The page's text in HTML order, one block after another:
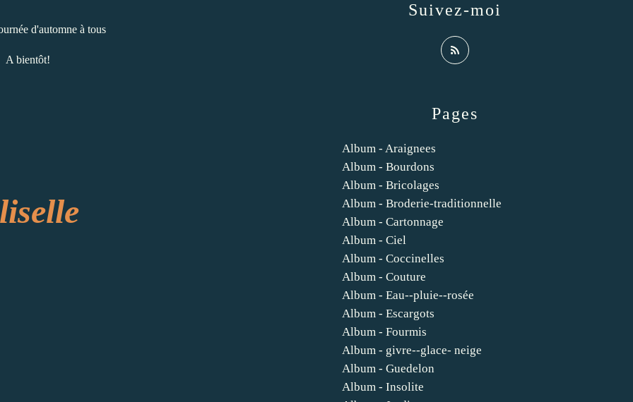
d'automne à tous
A bientôt!
Pages
Album - Araignees
Album - Bourdons
Album - Bricolages
Album - Broderie-traditionnelle
Album - Cartonnage
Album - Ciel
Album - Coccinelles
Album - Couture
Album - Eau--pluie--rosée
Album - Escargots
Album - Fourmis
Album - givre--glace- neige
Album - Guedelon
Album - Insolite
Suivez-moi